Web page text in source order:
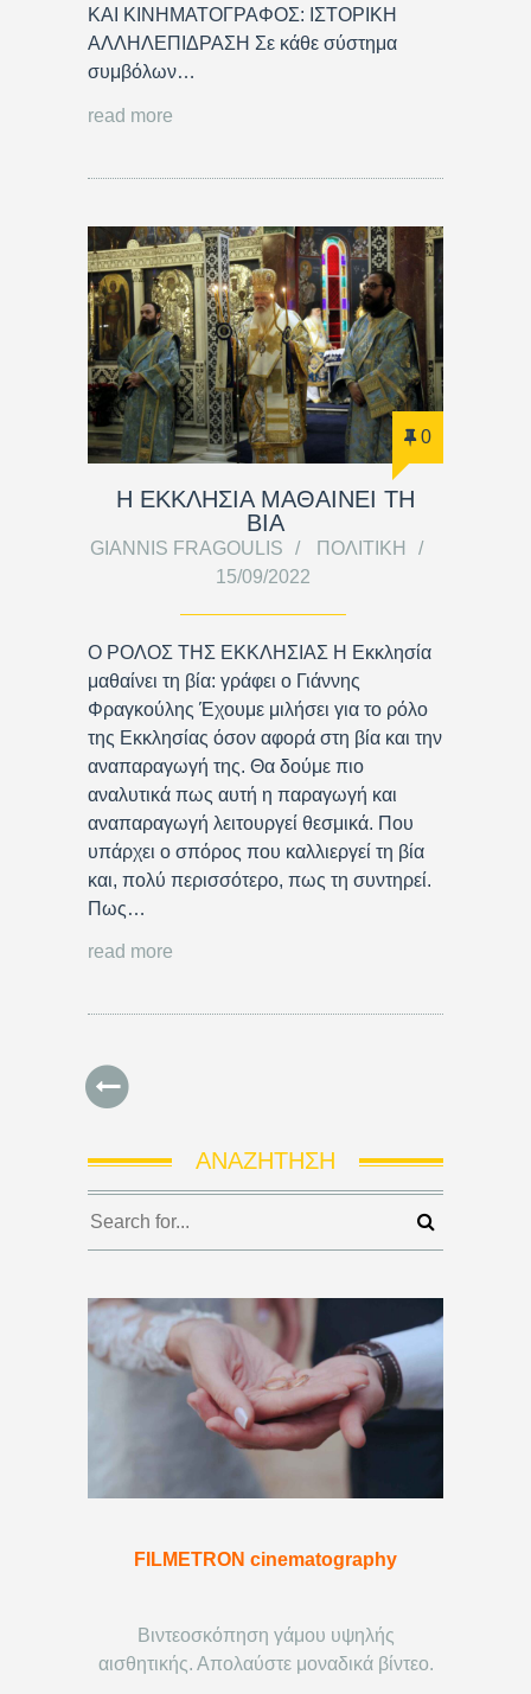
ΚΑΙ ΚΙΝΗΜΑΤΟΓΡΑΦΟΣ: ΙΣΤΟΡΙΚΗ
ΑΛΛΗΛΕΠΙΔΡΑΣΗ Σε κάθε σύστημα
συμβόλων…
read more
0
Η ΕΚΚΛΗΣΙΑ ΜΑΘΑΙΝΕΙ ΤΗ
ΒΙΑ
GIANNIS FRAGOULIS
ΠΟΛΙΤΙΚΉ
15/09/2022
Ο ΡΟΛΟΣ ΤΗΣ ΕΚΚΛΗΣΙΑΣ Η Εκκλησία
μαθαίνει τη βία: γράφει ο Γιάννης
Φραγκούλης Έχουμε μιλήσει για το ρόλο
της Εκκλησίας όσον αφορά στη βία και την
αναπαραγωγή της. Θα δούμε πιο
αναλυτικά πως αυτή η παραγωγή και
αναπαραγωγή λειτουργεί θεσμικά. Που
υπάρχει ο σπόρος που καλλιεργεί τη βία
και, πολύ περισσότερο, πως τη συντηρεί.
Πως…
read more
ΑΝΑΖΉΤΗΣΗ
FILMETRON cinematography
Βιντεοσκόπηση γάμου υψηλής
αισθητικής. Απολαύστε μοναδικά βίντεο.